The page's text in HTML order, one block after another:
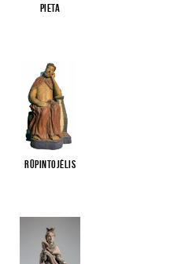
Pieta
Rūpintojėlis